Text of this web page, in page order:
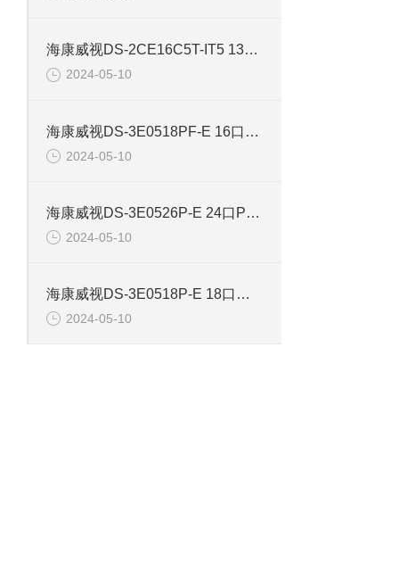
海康威视DS-2CE16C5T-IT5 130万红外高清同轴交换机
2024-05-10
海康威视DS-3E0518PF-E 16口智能POE千兆交换机
2024-05-10
海康威视DS-3E0526P-E 24口POE千兆智能交换机
2024-05-10
海康威视DS-3E0518P-E 18口千兆POE交换机
2024-05-10